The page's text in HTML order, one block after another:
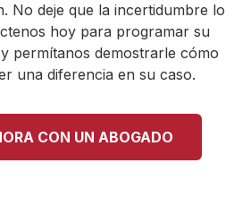
No deje que la incertidumbre lo
hoy para programar su
permítanos demostrarle cómo
una diferencia en su caso.
CON UN ABOGADO